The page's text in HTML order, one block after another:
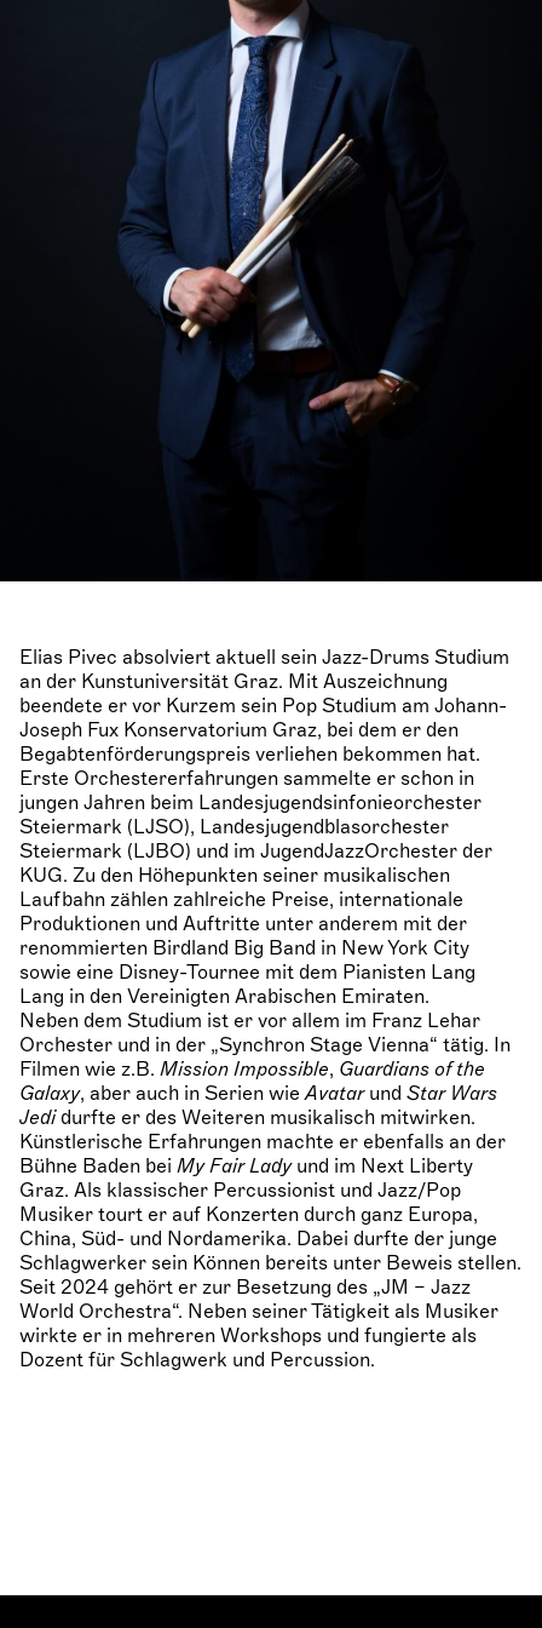
Elias Pivec absolviert aktuell sein Jazz-Drums Studium
an der Kunstuniversität Graz. Mit Auszeichnung
beendete er vor Kurzem sein Pop Studium am Johann-
Joseph Fux Konservatorium Graz, bei dem er den
Begabtenförderungspreis verliehen bekommen hat.
Erste Orchestererfahrungen sammelte er schon in
jungen Jahren beim Landesjugendsinfonieorchester
Steiermark (LJSO), Landesjugendblasorchester
Steiermark (LJBO) und im JugendJazzOrchester der
KUG. Zu den Höhepunkten seiner musikalischen
Laufbahn zählen zahlreiche Preise, internationale
Produktionen und Auftritte unter anderem mit der
renommierten Birdland Big Band in New York City
sowie eine Disney-Tournee mit dem Pianisten Lang
Lang in den Vereinigten Arabischen Emiraten.
Neben dem Studium ist er vor allem im Franz Lehar
Orchester und in der „Synchron Stage Vienna“ tätig. In
Filmen wie z.B. Mission Impossible, Guardians of the
Galaxy, aber auch in Serien wieAvatarund Star Wars
Jedidurfte er des Weiteren musikalisch mitwirken.
Künstlerische Erfahrungen machte er ebenfalls an der
Bühne Baden bei My Fair Ladyund im Next Liberty
Graz. Als klassischer Percussionist und Jazz/Pop
Musiker tourt er auf Konzerten durch ganz Europa,
China, Süd- und Nordamerika. Dabei durfte der junge
Schlagwerker sein Können bereits unter Beweis stellen.
Seit 2024 gehört er zur Besetzung des „JM – Jazz
World Orchestra“. Neben seiner Tätigkeit als Musiker
wirkte er in mehreren Workshops und fungierte als
Dozent für Schlagwerk und Percussion.